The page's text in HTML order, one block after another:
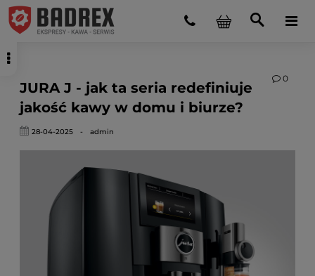
JURA J - jak ta seria redefiniuje
jakość kawy w domu i biurze?
0
28-04-2025 - admin